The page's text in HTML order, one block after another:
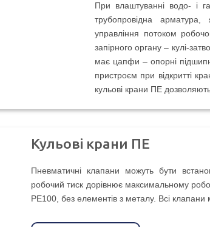
При влаштуванні водо- і
трубопровідна
управління потоком
запірного органу – кулі-
має цапфи – опорні
пристроєм при відкритті
кульові крани ПЕ
Кульові крани ПЕ
Пневматичні клапани можуть бути
робочий тиск дорівнює максимальному
PE100, без елементів з металу. Всі клапани